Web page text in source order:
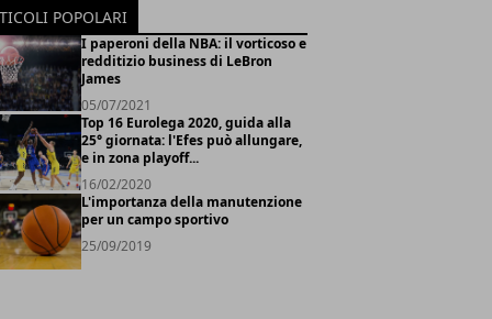
POPOLARI
I paperoni della NBA: il vorticoso e
redditizio business di LeBron
James
05/07/2021
Top 16 Eurolega 2020, guida alla
25° giornata: l'Efes può allungare,
e in zona playoff...
16/02/2020
L'importanza della manutenzione
per un campo sportivo
25/09/2019